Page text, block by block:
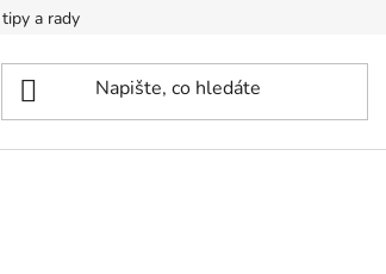
a rady